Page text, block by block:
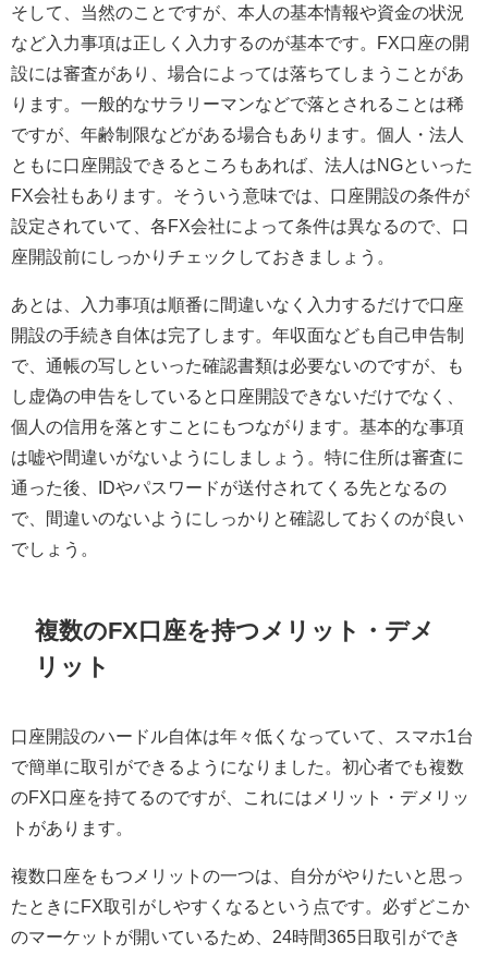
そして、当然のことですが、本人の基本情報や資金の状況
など入力事項は正しく入力するのが基本です。FX口座の開
設には審査があり、場合によっては落ちてしまうことがあ
ります。一般的なサラリーマンなどで落とされることは稀
ですが、年齢制限などがある場合もあります。個人・法人
ともに口座開設できるところもあれば、法人はNGといった
FX会社もあります。そういう意味では、口座開設の条件が
設定されていて、各FX会社によって条件は異なるので、口
座開設前にしっかりチェックしておきましょう。
あとは、入力事項は順番に間違いなく入力するだけで口座
開設の手続き自体は完了します。年収面なども自己申告制
で、通帳の写しといった確認書類は必要ないのですが、も
し虚偽の申告をしていると口座開設できないだけでなく、
個人の信用を落とすことにもつながります。基本的な事項
は嘘や間違いがないようにしましょう。特に住所は審査に
通った後、IDやパスワードが送付されてくる先となるの
で、間違いのないようにしっかりと確認しておくのが良い
でしょう。
複数のFX口座を持つメリット・デメ
リット
口座開設のハードル自体は年々低くなっていて、スマホ1台
で簡単に取引ができるようになりました。初心者でも複数
のFX口座を持てるのですが、これにはメリット・デメリッ
トがあります。
複数口座をもつメリットの一つは、自分がやりたいと思っ
たときにFX取引がしやすくなるという点です。必ずどこか
のマーケットが開いているため、24時間365日取引ができ